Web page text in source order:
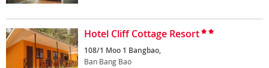
Hotel Cliff Cottage Resort
108/1 Moo 1 Bangbao,
Ban Bang Bao